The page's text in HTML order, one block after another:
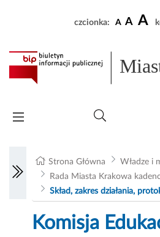
czcionka: A A A
Strona Główna
Władze i
Rada Miasta Krakowa
Skład, zakres działania,
Komisja